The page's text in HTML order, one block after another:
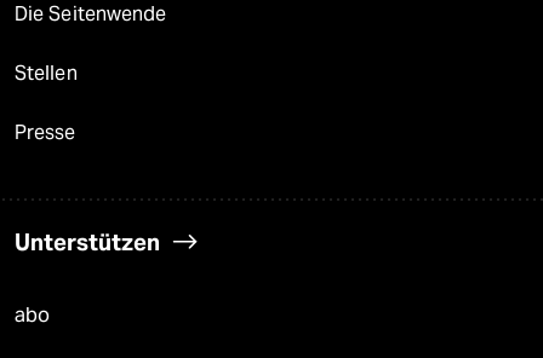
Die Seitenwende
Stellen
Presse
Unterstützen
abo